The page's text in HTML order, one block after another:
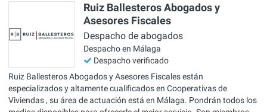
Ruiz Ballesteros Abogados y
Asesores Fiscales
Despacho de abogados
Despacho en Málaga
Despacho verificado
Ruiz Ballesteros Abogados y Asesores Fiscales están
especializados y altamente cualificados en Cooperativas de
Viviendas , su área de actuación está en Málaga. Pondrán todos los